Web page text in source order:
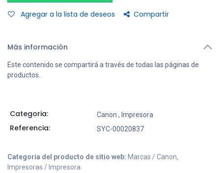
Agregar a la lista de deseos Compartir
Más información
Este contenido se compartirá a través de todas las páginas de
productos.
Categoria: Canon , Impresora
Referencia: SYC-00020837
Categoría del producto de sitio web: Marcas / Canon,
Impresoras / Impresora